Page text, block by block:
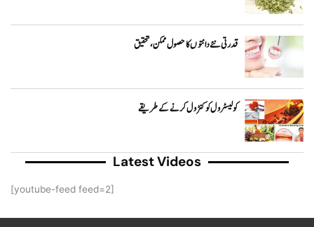
قدرتی نئے دانتوں کا حصول ممکن ،تحقیق
کولیسٹرول کو کنٹرول کرنے کے طریقے
Latest Videos
[youtube-feed feed=2]